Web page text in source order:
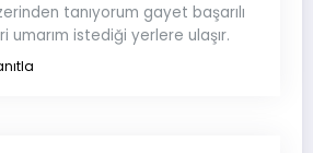
tanıyorum gayet başarılı
umarım istediği yerlere ulaşır.